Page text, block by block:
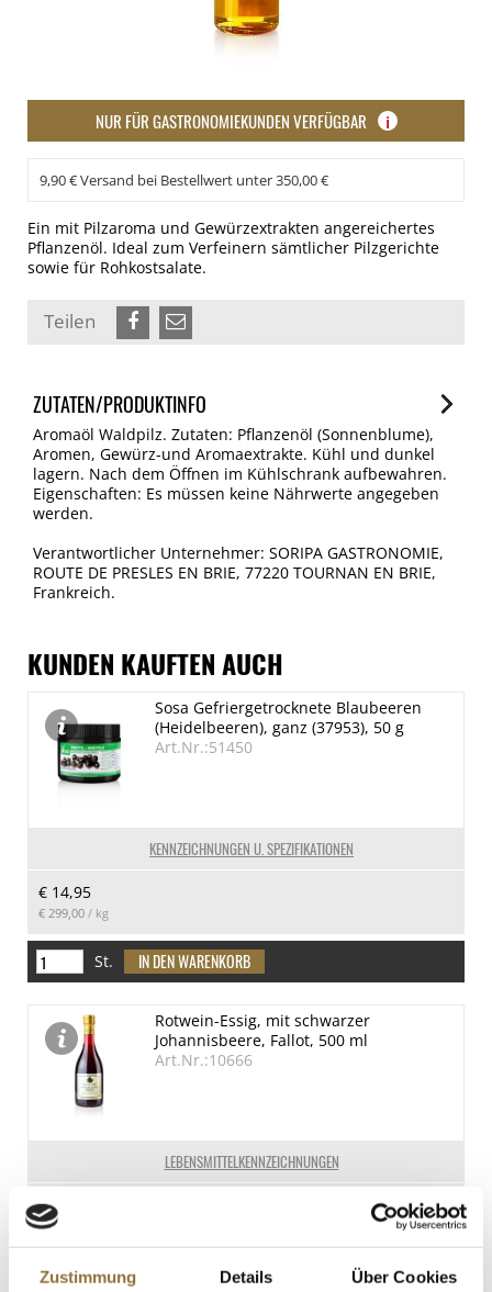
Zustimmung Details Über Cookies
NUR FÜR GASTRONOMIEKUNDEN VERFÜGBAR i
9,90 € Versand bei Bestellwert unter 350,00 €
Ein mit Pilzaroma und Gewürzextrakten angereichertes
Pflanzenöl. Ideal zum Verfeinern sämtlicher Pilzgerichte
sowie für Rohkostsalate.
Teilen
ZUTATEN/PRODUKTINFO
Aromaöl Waldpilz. Zutaten: Pflanzenöl (Sonnenblume),
Aromen, Gewürz-und Aromaextrakte. Kühl und dunkel
lagern. Nach dem Öffnen im Kühlschrank aufbewahren.
Eigenschaften: Es müssen keine Nährwerte angegeben
werden.
Verantwortlicher Unternehmer: SORIPA GASTRONOMIE,
ROUTE DE PRESLES EN BRIE, 77220 TOURNAN EN BRIE,
Frankreich.
KUNDEN KAUFTEN AUCH
KENNZEICHNUNGEN U. SPEZIFIKATIONEN
Sosa Gefriergetrocknete Blaubeeren
(Heidelbeeren), ganz (37953), 50 g
Art.Nr.:51450
€ 14,95
€ 299,00 / kg
St.
LEBENSMITTELKENNZEICHNUNGEN
Rotwein-Essig, mit schwarzer
Johannisbeere, Fallot, 500 ml
Art.Nr.:10666
€ 6,20
€ 12,40
St.